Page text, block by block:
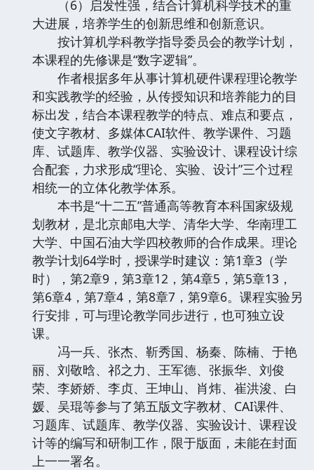
（6）启发性强，结合计算机科学技术的重
大进展，培养学生的创新思维和创新意识。
按计算机学科教学指导委员会的教学计划，
本课程的先修课是“数字逻辑”。
作者根据多年从事计算机硬件课程理论教学
和实践教学的经验，从传授知识和培养能力的目
标出发，结合本课程教学的特点、难点和要点，
使文字教材、多媒体CAI软件、教学课件、习题
库、试题库、教学仪器、实验设计、课程设计综
合配套，力求形成“理论、实验、设计”三个过程
相统一的立体化教学体系。
本书是“十二五”普通高等教育本科国家级规
划教材，是北京邮电大学、清华大学、华南理工
大学、中国石油大学四校教师的合作成果。理论
教学计划64学时，授课学时建议：第1章3（学
时），第2章9，第3章12，第4章5，第5章13，
第6章4，第7章4，第8章7，第9章6。课程实验另
行安排，可与理论教学同步进行，也可独立设
课。
冯一兵、张杰、靳秀国、杨秦、陈楠、于艳
丽、刘敬晗、祁之力、王军德、张振华、刘俊
荣、李娇娇、李贞、王坤山、肖炜、崔洪浚、白
媛、吴琨等参与了第五版文字教材、CAI课件、
习题库、试题库、教学仪器、实验设计、课程设
计等的编写和研制工作，限于版面，未能在封面
上一一署名。